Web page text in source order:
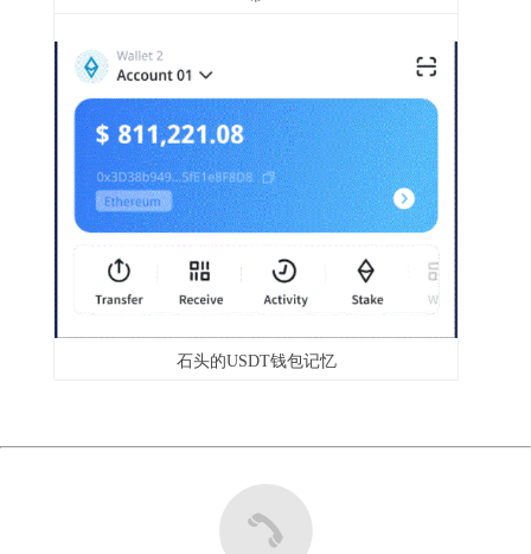
石头的USDT钱包记忆